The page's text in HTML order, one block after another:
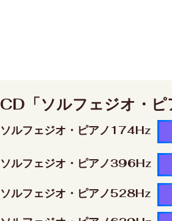
CD「ソルフェジオ・
ソルフェジオ・ピアノ174Hz
ソルフェジオ・ピアノ396Hz
ソルフェジオ・ピアノ528Hz